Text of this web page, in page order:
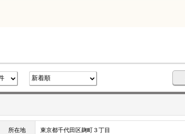
所在地 東京都千代田区麹町３丁目